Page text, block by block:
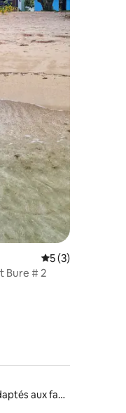
Note moyenne
5 (3)
Bure # 2
Logements adaptés aux familles à louer